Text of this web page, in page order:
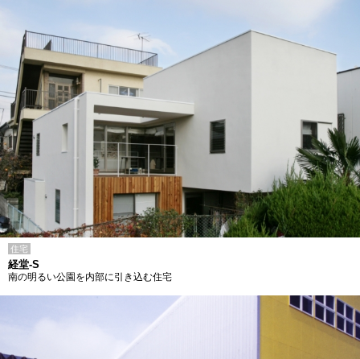
住宅
経堂-S
南の明るい公園を内部に引き込む住宅